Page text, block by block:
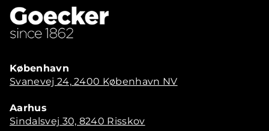
København
Svanevej 24, 2400 København NV
Aarhus
Sindalsvej 30, 8240 Risskov